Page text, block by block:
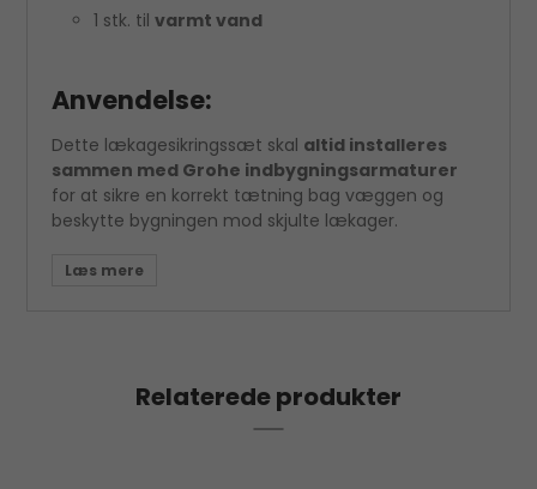
1 stk. tilvarmt vand
Anvendelse:
Dette lækagesikringssæt skal altid installeres
sammen med Grohe indbygningsarmaturer
for at sikre en korrekt tætning bag væggen og
beskytte bygningen mod skjulte lækager.
Relaterede produkter